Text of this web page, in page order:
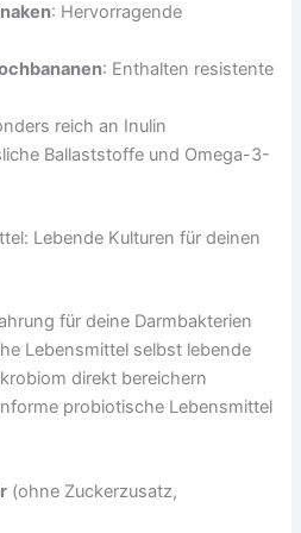
: Hervorragende
: Enthalten resistente
reich an Inulin
Ballaststoffe und Omega-3-
Lebende Kulturen für deinen
für deine Darmbakterien
Lebensmittel selbst lebende
direkt bereichern
probiotische Lebensmittel
(ohne Zuckerzusatz,